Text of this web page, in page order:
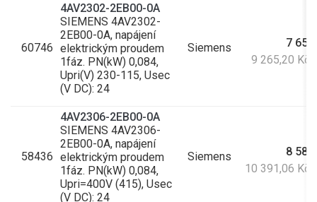
60746
4AV2302-2EB00-0A
SIEMENS 4AV2302-
2EB00-0A, napájení
elektrickým proudem
1fáz. PN(kW) 0,084,
Upri(V) 230-115, Usec
(V DC): 24
Siemens
7
9 265,20 Kč
58436
4AV2306-2EB00-0A
SIEMENS 4AV2306-
2EB00-0A, napájení
elektrickým proudem
1fáz. PN(kW) 0,084,
Upri=400V (415), Usec
(V DC): 24
Siemens
8
10 391,06 Kč